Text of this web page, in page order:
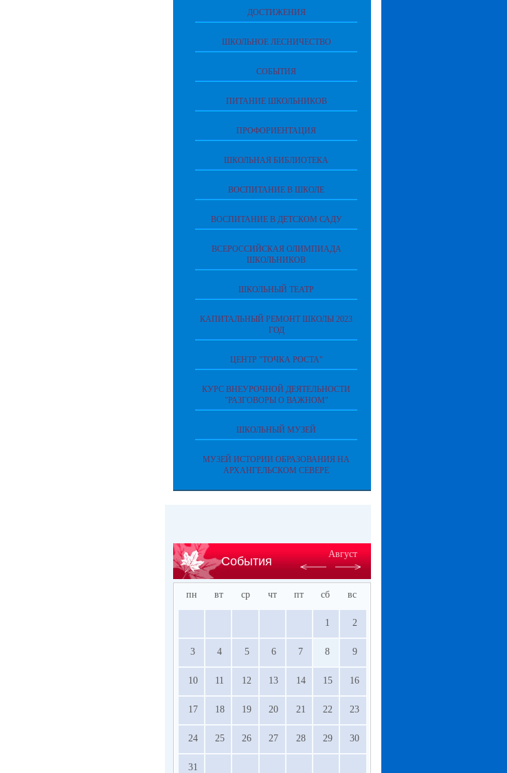
ДОСТИЖЕНИЯ
ШКОЛЬНОЕ ЛЕСНИЧЕСТВО
СОБЫТИЯ
ПИТАНИЕ ШКОЛЬНИКОВ
ПРОФОРИЕНТАЦИЯ
ШКОЛЬНАЯ БИБЛИОТЕКА
ВОСПИТАНИЕ В ШКОЛЕ
ВОСПИТАНИЕ В ДЕТСКОМ САДУ
ВСЕРОССИЙСКАЯ ОЛИМПИАДА
ШКОЛЬНИКОВ
ШКОЛЬНЫЙ ТЕАТР
КАПИТАЛЬНЫЙ РЕМОНТ ШКОЛЫ 2023
ГОД
ЦЕНТР "ТОЧКА РОСТА"
КУРС ВНЕУРОЧНОЙ ДЕЯТЕЛЬНОСТИ
"РАЗГОВОРЫ О ВАЖНОМ"
ШКОЛЬНЫЙ МУЗЕЙ
МУЗЕЙ ИСТОРИИ ОБРАЗОВАНИЯ НА
АРХАНГЕЛЬСКОМ СЕВЕРЕ
События
Август
пн вт ср чт пт сб вс
1 2
3 4 5 6 7 8 9
10 11 12 13 14 15 16
17 18 19 20 21 22 23
24 25 26 27 28 29 30
31